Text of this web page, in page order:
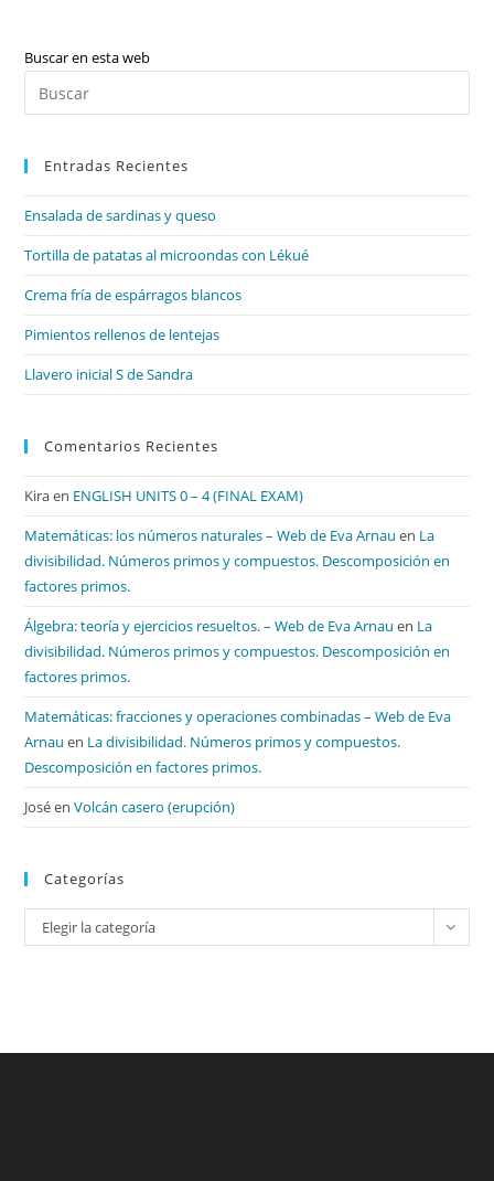
Buscar en esta web
Entradas Recientes
Ensalada de sardinas y queso
Tortilla de patatas al microondas con Lékué
Crema fría de espárragos blancos
Pimientos rellenos de lentejas
Llavero inicial S de Sandra
Comentarios Recientes
Kiraen ENGLISH UNITS 0 – 4 (FINAL EXAM)
Matemáticas: los números naturales – Web de Eva Arnau en La
divisibilidad. Números primos y compuestos. Descomposición en
factores primos.
Álgebra: teoría y ejercicios resueltos. – Web de Eva Arnau en La
divisibilidad. Números primos y compuestos. Descomposición en
factores primos.
Matemáticas: fracciones y operaciones combinadas – Web de Eva
Arnau en La divisibilidad. Números primos y compuestos.
Descomposición en factores primos.
JoséenVolcán casero (erupción)
Categorías
Categorías
Elegir la categoría